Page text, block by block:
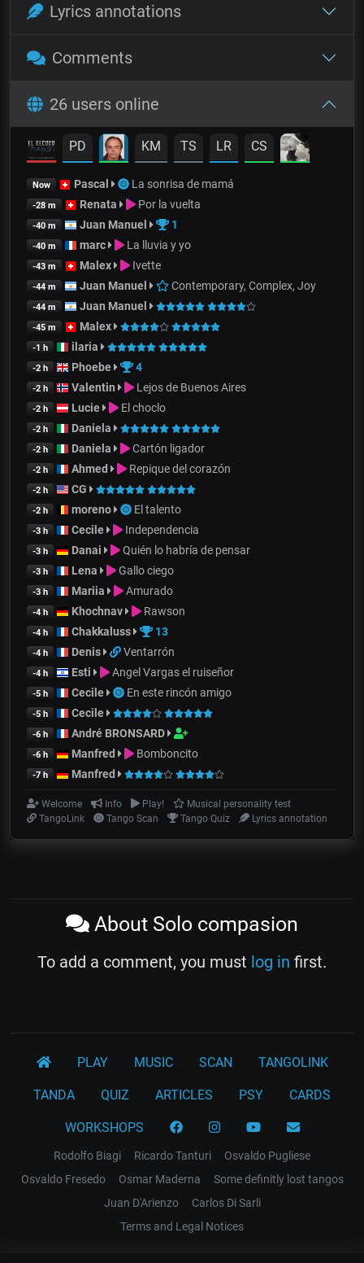
Lyrics annotations
Comments
26 users online
PD KM TS LR CS
Now Pascal La sonrisa de mamá
-28 m Renata Por la vuelta
-40 m Juan Manuel 1
-40 m marc La lluvia y yo
-43 m Malex Ivette
-44 m Juan Manuel Contemporary, Complex, Joy
-44 m Juan Manuel
-45 m Malex
-1 h ilaria
-2 h Phoebe 4
-2 h Valentin Lejos de Buenos Aires
-2 h Lucie El choclo
-2 h Daniela
-2 h Daniela Cartón ligador
-2 h Ahmed Repique del corazón
-2 h CG
-2 h moreno El talento
-3 h Cecile Independencia
-3 h Danai Quién lo habría de pensar
-3 h Lena Gallo ciego
-3 h Mariia Amurado
-4 h Khochnav Rawson
-4 h Chakkaluss 13
-4 h Denis Ventarrón
-4 h Esti Angel Vargas el ruiseñor
-5 h Cecile En este rincón amigo
-5 h Cecile
-6 h André BRONSARD
-6 h Manfred Bomboncito
-7 h Manfred
Welcome Info Play!
Musical personality test
TangoLink
Tango Scan Tango Quiz Lyrics annotation
About Solo compasion
To add a comment, you must log in first.
PLAY MUSIC SCAN TANGOLINK
TANDA QUIZ ARTICLES PSY CARDS
WORKSHOPS
Rodolfo Biagi Ricardo Tanturi
Osvaldo Pugliese
Osvaldo Fresedo
Osmar Maderna
Some definitly lost tangos
Juan D'Arienzo
Carlos Di Sarli
Terms and Legal Notices